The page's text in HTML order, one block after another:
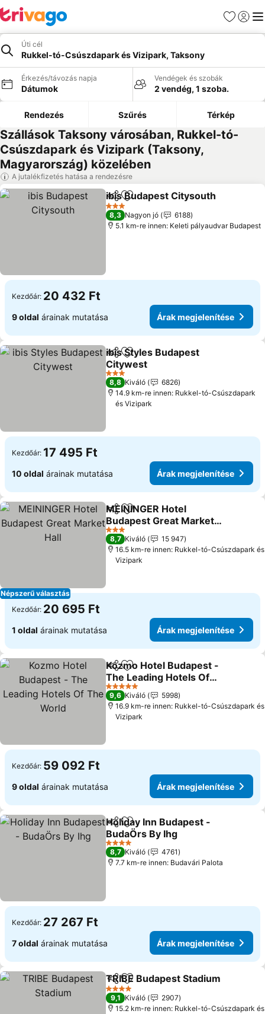
Kedvencek
Úti cél
Rukkel-tó-Csúszdapark és Vizipark, Taksony
Érkezés/távozás napja
Dátumok
Vendégek és szobák
2 vendég, 1 szoba.
Rendezés Szűrés Térkép
Szállások Taksony városában, Rukkel-tó-
Csúszdapark és Vizipark (Taksony,
Magyarország) közelében
A jutalékfizetés hatása a rendezésre
Megosztás
Hozzáadás a kedvencekhez
ibis Budapest Citysouth
3 Kategória
8,3 Nagyon jó
6188
5.1 km-re innen: Keleti pályaudvar Budapest
Kezdőár: 20 432 Ft
9 oldal árainak mutatása Árak megjelenítése
Megosztás
Hozzáadás a kedvencekhez
ibis Styles Budapest
Citywest
3 Kategória
8,8 Kiváló
6826
14.9 km-re innen: Rukkel-tó-Csúszdapark
és Vizipark
Kezdőár: 17 495 Ft
10 oldal árainak mutatása Árak megjelenítése
Népszerű választás
Megosztás
Hozzáadás a kedvencekhez
MEININGER Hotel
Budapest Great Market
Hall
3 Kategória
8,7 Kiváló
15 947
16.5 km-re innen: Rukkel-tó-Csúszdapark és
Vizipark
Kezdőár: 20 695 Ft
1 oldal árainak mutatása Árak megjelenítése
Megosztás
Hozzáadás a kedvencekhez
Kozmo Hotel Budapest -
The Leading Hotels Of
The World
5 Kategória
9,6 Kiváló
5998
16.9 km-re innen: Rukkel-tó-Csúszdapark és
Vizipark
Kezdőár: 59 092 Ft
9 oldal árainak mutatása Árak megjelenítése
Megosztás
Hozzáadás a kedvencekhez
Holiday Inn Budapest -
BudaÖrs By Ihg
4 Kategória
8,7 Kiváló
4761
7.7 km-re innen: Budavári Palota
Kezdőár: 27 267 Ft
7 oldal árainak mutatása Árak megjelenítése
Megosztás
Hozzáadás a kedvencekhez
TRIBE Budapest Stadium
4 Kategória
9,1 Kiváló
2907
15.2 km-re innen: Rukkel-tó-Csúszdapark és